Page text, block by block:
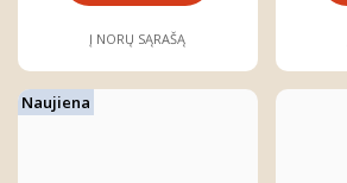
Į NORŲ SĄRAŠĄ
Naujiena